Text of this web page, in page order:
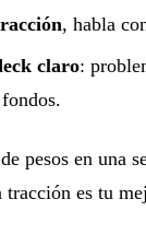
, habla
claro:
pesos en una
tracción es tu